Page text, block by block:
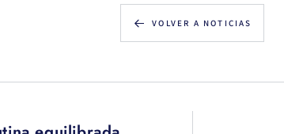
VOLVER A NOTICIAS